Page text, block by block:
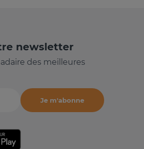
newsletter
des meilleures
Je m'abonne